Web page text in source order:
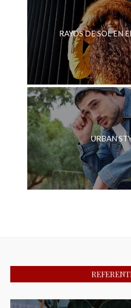
RAYOS DE SOL EN
URBAN